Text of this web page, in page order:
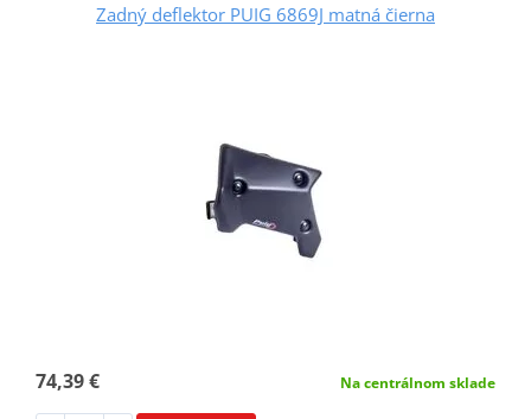
Zadný deflektor PUIG 6869J matná čierna
74,39 € Na centrálnom sklade